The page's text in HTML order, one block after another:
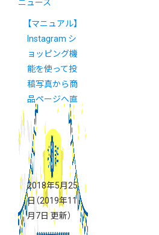
ニュース
【マニュアル】
Instagram シ
ョッピング機
能を使って投
稿写真から商
品ページへ直
接誘導する方
法
2018年5月25
日 （2019年11
月7日 更新）